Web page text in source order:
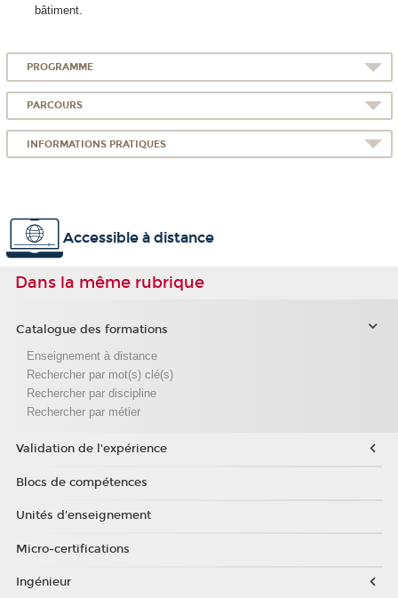
bâtiment.
PROGRAMME
PARCOURS
INFORMATIONS PRATIQUES
Accessible à distance
Dans la même rubrique
Catalogue des formations
Enseignement à distance
Rechercher par mot(s) clé(s)
Rechercher par discipline
Rechercher par métier
Validation de l'expérience
Blocs de compétences
Unités d'enseignement
Micro-certifications
Ingénieur